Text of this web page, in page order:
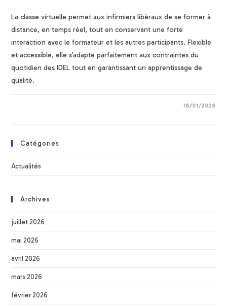
La classe virtuelle permet aux infirmiers libéraux de se former à
distance, en temps réel, tout en conservant une forte
interaction avec le formateur et les autres participants. Flexible
et accessible, elle s’adapte parfaitement aux contraintes du
quotidien des IDEL tout en garantissant un apprentissage de
qualité.
16/01/2026
Catégories
Actualités
Archives
juillet 2026
mai 2026
avril 2026
mars 2026
février 2026